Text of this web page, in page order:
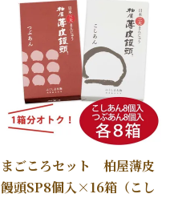
まごころセット 柏屋薄皮
饅頭SP8個入×16箱（こし